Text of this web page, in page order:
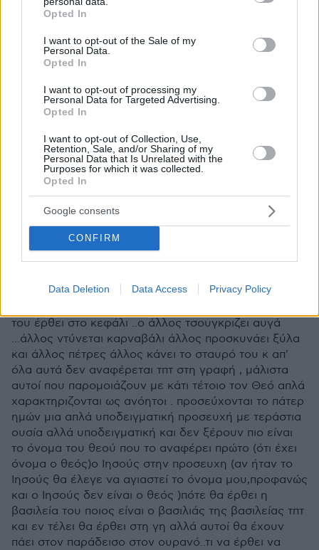
grant or deny consent to Google and its third-party tags to
use your data for below specified purposes in below Google
consent section.
Opted In
I want to opt-out of the Sale of my
Personal Data.
Opted In
I want to opt-out of processing my
Personal Data for Targeted Advertising.
Opted In
I want to opt-out of Collection, Use,
Retention, Sale, and/or Sharing of my
Personal Data that Is Unrelated with the
Purposes for which it was collected.
Opted In
Google consents
CONFIRM
Data Deletion Data Access Privacy Policy
03.08.2026, 10:56
σε Bάζει στην Aγορά Eργασίας
26.07.2026, 09:54
ΠΡΟΣΘΗΚΗ ΣΧΟΛΙΟΥ
Ευλαμπιος
08.03.2025, 01:31
Το θέμα είναι τι λέει η αγία γραφή και όχι τι κάνει ο
καθένας είτε λέγεται Ρούμπιο είτε Τραμπ είτε
δεν αναφέρεται στη γραφή όπως και τα άλλα των
του έρθει στο κεφάλι ..ο άλλος τσουγκριζει αυγά
...άλλος ντύνεται καρναβάλι άλλος προσκυνάει ξύλα
και άλλος πέτρες άλλος κάνει το σταυρό του κ απ'
όλα αυτά δεν αναφέρεται τπτ στη γραφή , μάλιστα
αυτοί που παρομοιάζουν με κάτι τέτοιο τον Θεό απλά
χαρακτηριζονται ως ανόητοι . προσεύχονται το πάτερ
ημών μια απλά υποδειγματική προσευχή με τεράστια
ουσία αλλά υποδειγματική και δεν ξέρουν πιο είναι
το όνομα του θεού που το αναφέρει πρώτο (ότι έχει
όνομα ο θεός)ο Ιησούς στην προσευχη (αν ήταν το
Ιησούς θα έλεγε να αγιαστεί το όνομα μου,προφανώς
και ο Ιησούς δεν είναι ο θεός )πότε θα έρθει η
βασιλεία του ποιος είναι ο βασιλιάς της βασιλείας τπτ
και εν τέλει θα έρθει στη γη αλλά αυτοί θα έχουν
πάει στον παράδεισο στον ουρανό..τι να έρθει να